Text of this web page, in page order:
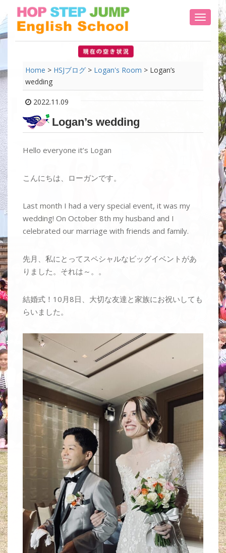
Toggle
Home > HSJブログ > Logan's Room > Logan’s
wedding
2022.11.09
Logan’s wedding
Hello everyone it’s Logan
こんにちは、ローガンです。
Last month I had a very special event, it was my
wedding! On October 8th my husband and I
celebrated our marriage with friends and family.
先月、私にとってスペシャルなビッグイベントがあ
りました。それは～。。
結婚式！10月8日、大切な友達と家族にお祝いしても
らいました。